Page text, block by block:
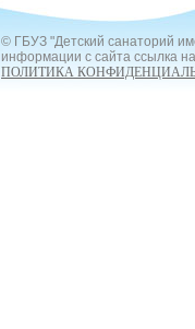
© ГБУЗ "Детский санаторий
информации с сайта ссылка
ПОЛИТИКА